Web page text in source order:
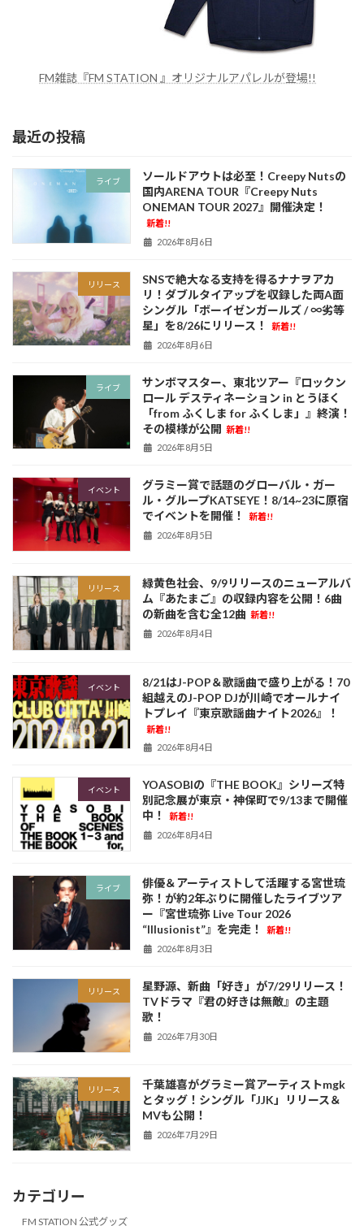
FM雑誌『FM STATION 』オリジナルアパレルが登場!!
最近の投稿
ライブ
ソールドアウトは必至！Creepy Nutsの
国内ARENA TOUR『Creepy Nuts
ONEMAN TOUR 2027』開催決定！
新着!!
2026年8月6日
リリース
SNSで絶大なる支持を得るナナヲアカ
リ！ダブルタイアップを収録した両A面
シングル「ボーイゼンガールズ / ∞劣等
星」を8/26にリリース！
新着!!
2026年8月6日
ライブ
サンボマスター、東北ツアー『ロックン
ロール デスティネーション in とうほく
「from ふくしま for ふくしま」』終演！
その模様が公開 新着!!
2026年8月5日
イベント
グラミー賞で話題のグローバル・ガー
ル・グループKATSEYE！8/14~23に原宿
でイベントを開催！
新着!!
2026年8月5日
リリース
緑黄色社会、9/9リリースのニューアルバ
ム『あたまご』の収録内容を公開！6曲
の新曲を含む全12曲 新着!!
2026年8月4日
イベント
8/21はJ-POP＆歌謡曲で盛り上がる！70
組越えのJ-POP DJが川崎でオールナイ
トプレイ『東京歌謡曲ナイト2026』！
新着!!
2026年8月4日
イベント
YOASOBIの『THE BOOK』シリーズ特
別記念展が東京・神保町で9/13まで開催
中！
新着!!
2026年8月4日
ライブ
俳優＆アーティストして活躍する宮世琉
弥！が約2年ぶりに開催したライブツア
ー『宮世琉弥 Live Tour 2026
“Illusionist”』を完走！
新着!!
2026年8月3日
リリース
星野源、新曲「好き」が7/29リリース！
TVドラマ『君の好きは無敵』の主題
歌！
2026年7月30日
リリース
千葉雄喜がグラミー賞アーティストmgk
とタッグ！シングル「JJK」リリース＆
MVも公開！
2026年7月29日
カテゴリー
FM STATION 公式グッズ